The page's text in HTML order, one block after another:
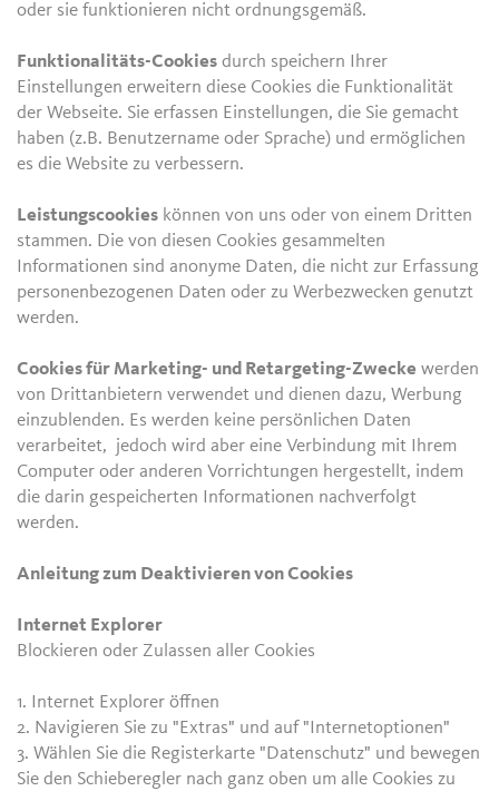
oder sie funktionieren nicht ordnungsgemäß.
Funktionalitäts-Cookies durch speichern Ihrer
Einstellungen erweitern diese Cookies die Funktionalität
der Webseite. Sie erfassen Einstellungen, die Sie gemacht
haben (z.B. Benutzername oder Sprache) und ermöglichen
es die Website zu verbessern.
Leistungscookies können von uns oder von einem Dritten
stammen. Die von diesen Cookies gesammelten
Informationen sind anonyme Daten, die nicht zur Erfassung
personenbezogenen Daten oder zu Werbezwecken genutzt
werden.
Cookies für Marketing- und Retargeting-Zwecke werden
von Drittanbietern verwendet und dienen dazu, Werbung
einzublenden. Es werden keine persönlichen Daten
verarbeitet, jedoch wird aber eine Verbindung mit Ihrem
Computer oder anderen Vorrichtungen hergestellt, indem
die darin gespeicherten Informationen nachverfolgt
werden.
Anleitung zum Deaktivieren von Cookies
Internet Explorer
Blockieren oder Zulassen aller Cookies
1. Internet Explorer öffnen
2. Navigieren Sie zu "Extras" und auf "Internetoptionen"
3. Wählen Sie die Registerkarte "Datenschutz" und bewegen
Sie den Schieberegler nach ganz oben um alle Cookies zu